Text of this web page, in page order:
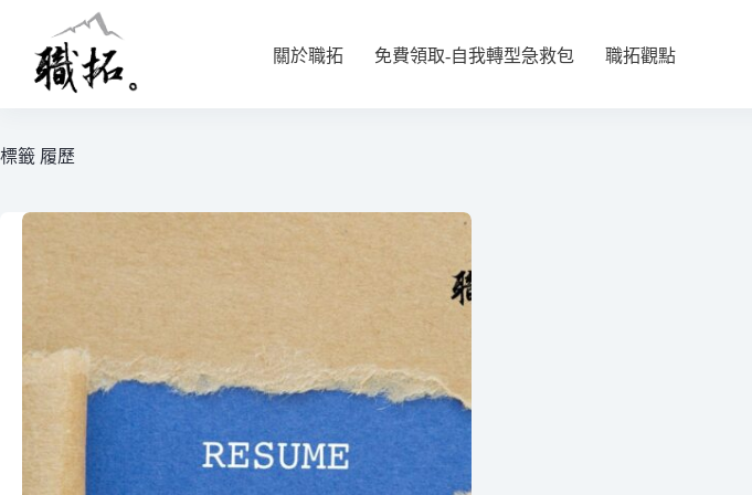
關於職拓 免費領取-自我轉型急救包 職拓觀點
標籤 履歷